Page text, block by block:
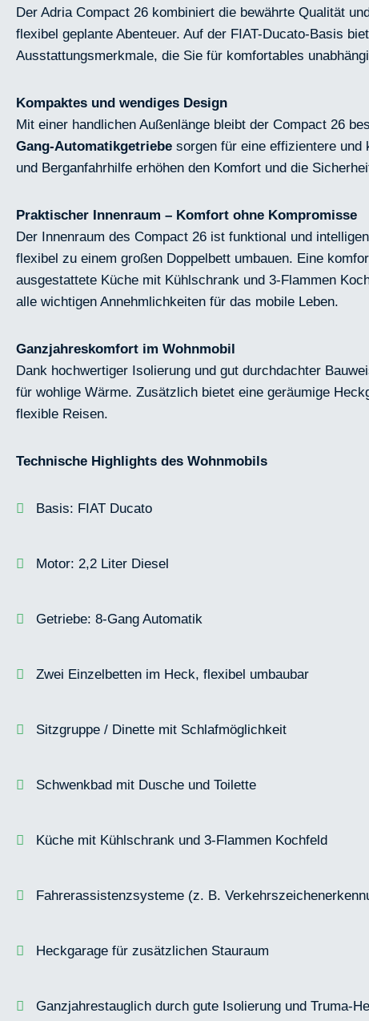
Der Adria Compact 26 kombiniert die bewährte Qualität
flexibel geplante Abenteuer. Auf der FIAT-Ducato-Basis
Ausstattungsmerkmale, die Sie für komfortables
Kompaktes und wendiges Design
Mit einer handlichen Außenlänge bleibt der Compact 26
Gang-Automatikgetriebe sorgen für eine effizientere
und Berganfahrhilfe erhöhen den Komfort und die
Praktischer Innenraum – Komfort ohne Kompromisse
Der Innenraum des Compact 26 ist funktional und
flexibel zu einem großen Doppelbett umbauen. Eine
ausgestattete Küche mit Kühlschrank und 3-Flammen
alle wichtigen Annehmlichkeiten für das mobile Leben.
Ganzjahreskomfort im Wohnmobil
Dank hochwertiger Isolierung und gut durchdachter
für wohlige Wärme. Zusätzlich bietet eine geräumige
flexible Reisen.
Technische Highlights des Wohnmobils
Basis: FIAT Ducato
Motor: 2,2 Liter Diesel
Getriebe: 8-Gang Automatik
Zwei Einzelbetten im Heck, flexibel umbaubar
Sitzgruppe / Dinette mit Schlafmöglichkeit
Schwenkbad mit Dusche und Toilette
Küche mit Kühlschrank und 3-Flammen Kochfeld
Fahrerassistenz­systeme (z. B.
Heckgarage für zusätzlichen Stauraum
Ganzjahres­tauglich durch gute Isolierung und Truma-